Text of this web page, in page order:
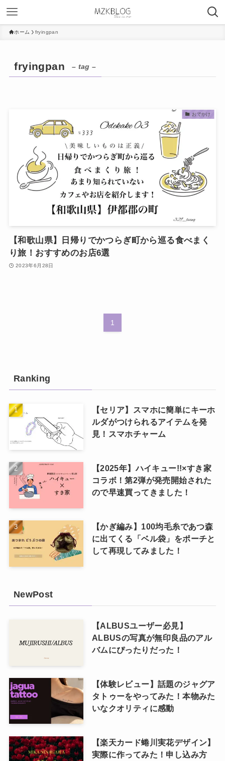
ホーム fryingpan
fryingpan – tag –
おでかけ
【和歌山県】日帰りでかつらぎ町から巡る食べまく
り旅！おすすめのお店6選
2023年6月28日
1
Ranking
【セリア】スマホに簡単にキーホ
ルダがつけられるアイテムを発
見！スマホチャーム
【2025年】ハイキュー!!×すき家
コラボ！第2弾が発売開始された
ので早速買ってきました！
【かぎ編み】100均毛糸であつ森
に出てくる「ベル袋」をポーチと
して再現してみました！
NewPost
【ALBUSユーザー必見】
ALBUSの写真が無印良品のアル
バムにぴったりだった！
【体験レビュー】話題のジャグア
タトゥーをやってみた！本物みた
いなクオリティに感動
【楽天カード蜷川実花デザイン】
実際に作ってみた！申し込み方